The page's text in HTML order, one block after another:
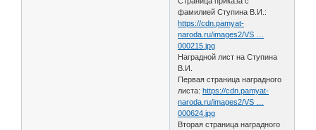
фамилией Ступина В.И.:
https://cdn.pamyat-
naroda.ru/images2/VS …
000215.jpg
Наградной лист на Ступина
В.И.
Первая страница наградного
листа:https://cdn.pamyat-
naroda.ru/images2/VS …
000624.jpg
Вторая страница наградного